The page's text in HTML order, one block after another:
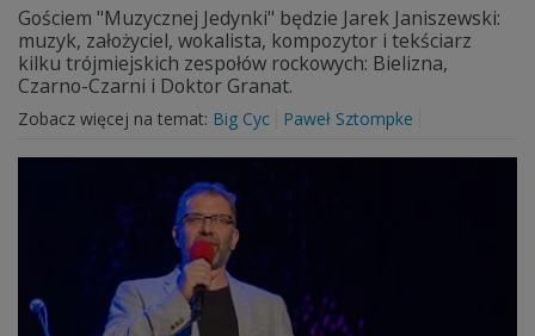
Gościem "Muzycznej Jedynki" będzie Jarek Janiszewski:
muzyk, założyciel, wokalista, kompozytor i tekściarz
kilku trójmiejskich zespołów rockowych: Bielizna,
Czarno-Czarni i Doktor Granat.
Zobacz więcej na temat: Big Cyc Paweł Sztompke